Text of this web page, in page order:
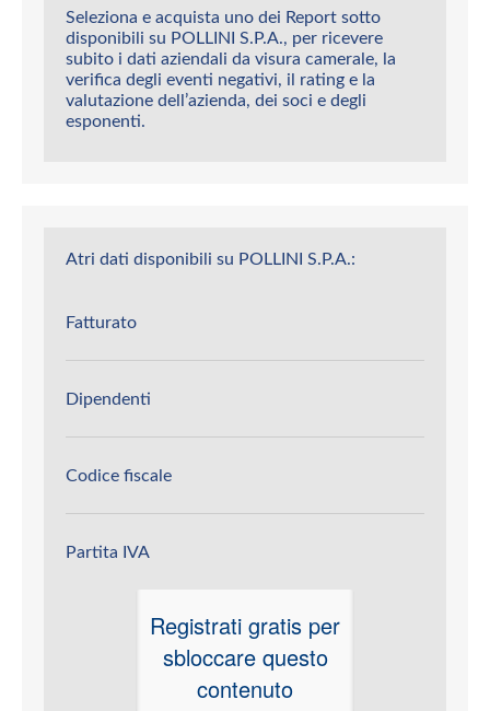
Seleziona e acquista uno dei Report sotto
disponibili su POLLINI S.P.A., per ricevere
subito i dati aziendali da visura camerale, la
verifica degli eventi negativi, il rating e la
valutazione dell’azienda, dei soci e degli
esponenti.
Atri dati disponibili su POLLINI S.P.A.:
Fatturato
Dipendenti
Codice fiscale
Partita IVA
Registrati gratis per
sbloccare questo
contenuto